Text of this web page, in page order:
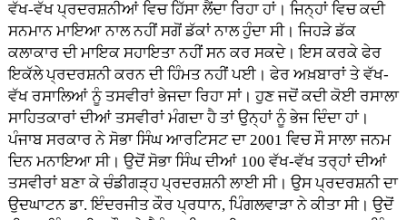
ਵੱਖ-ਵੱਖ ਪ੍ਰਦਰਸ਼ਨੀਆਂ ਵਿਚ ਹਿੱਸਾ ਲੈਂਦਾ ਰਿਹਾ ਹਾਂ। ਜਿਨ੍ਹਾਂ ਵਿਚ ਕਦੀ
ਸਨਮਾਨ ਮਾਇਆ ਨਾਲ ਨਹੀਂ ਸਗੋਂ ਡੱਕਾਂ ਨਾਲ ਹੁੰਦਾ ਸੀ। ਜਿਹੜੇ ਡੱਕ
ਕਲਾਕਾਰ ਦੀ ਮਾਇਕ ਸਹਾਇਤਾ ਨਹੀਂ ਸਨ ਕਰ ਸਕਦੇ। ਇਸ ਕਰਕੇ ਫੇਰ
ਇਕੱਲੇ ਪ੍ਰਦਰਸ਼ਨੀ ਕਰਨ ਦੀ ਹਿੰਮਤ ਨਹੀਂ ਪਈ। ਫੇਰ ਅਖ਼ਬਾਰਾਂ ਤੇ ਵੱਖ-
ਵੱਖ ਰਸਾਲਿਆਂ ਨੂੰ ਤਸਵੀਰਾਂ ਭੇਜਦਾ ਰਿਹਾ ਸਾਂ। ਹੁਣ ਜਦੋਂ ਕਦੀ ਕੋਈ ਰਸਾਲਾ
ਸਾਹਿਤਕਾਰਾਂ ਦੀਆਂ ਤਸਵੀਰਾਂ ਮੰਗਦਾ ਹੈ ਤਾਂ ਉਨ੍ਹਾਂ ਨੂੰ ਭੇਜ ਦਿੰਦਾ ਹਾਂ।
ਪੰਜਾਬ ਸਰਕਾਰ ਨੇ ਸੋਭਾ ਸਿੰਘ ਆਰਟਿਸਟ ਦਾ 2001 ਵਿਚ ਸੌ ਸਾਲਾ ਜਨਮ
ਦਿਨ ਮਨਾਇਆ ਸੀ। ਉਦੋਂ ਸੋਭਾ ਸਿੰਘ ਦੀਆਂ 100 ਵੱਖ-ਵੱਖ ਤਰ੍ਹਾਂ ਦੀਆਂ
ਤਸਵੀਰਾਂ ਬਣਾ ਕੇ ਚੰਡੀਗੜ੍ਹ ਪ੍ਰਦਰਸ਼ਨੀ ਲਾਈ ਸੀ। ਉਸ ਪ੍ਰਦਰਸ਼ਨੀ ਦਾ
ਉਦਘਾਟਨ ਡਾ. ਇੰਦਰਜੀਤ ਕੌਰ ਪ੍ਰਧਾਨ, ਪਿੰਗਲਵਾੜਾ ਨੇ ਕੀਤਾ ਸੀ। ਉਦੋਂ